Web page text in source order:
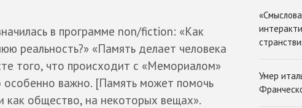
в программе non/fiction: «Как
реальность?» «Память делает человека
того, что происходит с «Мемориалом»
особенно важно. [Память может помочь
как общество, на некоторых вещах».
Умер